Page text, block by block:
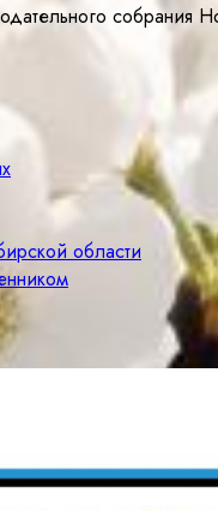
собрания
области